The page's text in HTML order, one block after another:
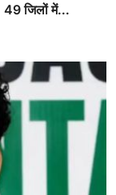
49 जिलों में...